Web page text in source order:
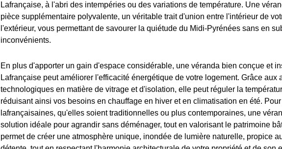
Lafrançaise, à l'abri des intempéries ou des variations de température. Une
pièce supplémentaire polyvalente, un véritable trait d'union entre l'intérieur de
l'extérieur, vous permettant de savourer la quiétude du Midi-Pyrénées sans en
inconvénients.
En plus d'apporter un gain d'espace considérable, une véranda bien conçue et
Lafrançaise peut améliorer l'efficacité énergétique de votre logement. Grâce aux
technologiques en matière de vitrage et d'isolation, elle peut réguler la
réduisant ainsi vos besoins en chauffage en hiver et en climatisation en été.
lafrançaisaines, qu'elles soient traditionnelles ou plus contemporaines, une
solution idéale pour agrandir sans déménager, tout en valorisant le patrimoine
permet de créer une atmosphère unique, inondée de lumière naturelle, propice